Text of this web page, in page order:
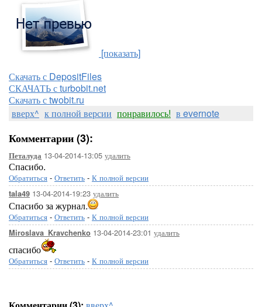
[показать]
Скачать с DepositFiles
СКАЧАТЬ с turbobit.net
Скачать с twobit.ru
вверх^ к полной версии понравилось! в evernote
Комментарии (3):
Петалуда 13-04-2014-13:05 удалить
Спасибо.
Обратиться - Ответить - К полной версии
tala49 13-04-2014-19:23 удалить
Спасибо за журнал.
Обратиться - Ответить - К полной версии
Miroslava_Kravchenko 13-04-2014-23:01 удалить
спасибо
Обратиться - Ответить - К полной версии